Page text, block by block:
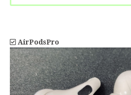
AirPodsPro